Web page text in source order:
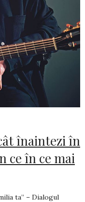
înaintezi în
ce în ce mai
ta” – Dialogul